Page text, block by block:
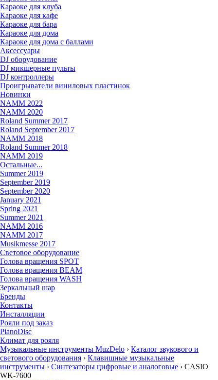
Караоке для клуба
Караоке для кафе
Караоке для бара
Караоке для дома
Караоке для дома с баллами
Аксессуары
DJ оборудование
DJ микшерные пульты
DJ контроллеры
Проигрыватели виниловых пластинок
Новинки
NAMM 2022
NAMM 2020
Roland Summer 2017
Roland September 2017
NAMM 2018
Roland Summer 2018
NAMM 2019
Остальные...
Summer 2019
September 2019
September 2020
January 2021
Spring 2021
Summer 2021
NAMM 2016
NAMM 2017
Musikmesse 2017
Световое оборудование
Голова вращения SPOT
Голова вращения BEAM
Голова вращения WASH
Зеркальный шар
Бренды
Контакты
Инсталляции
Рояли под заказ
PianoDisc
Климат для рояля
Музыкальные инструменты MuzDelo › Каталог звукового и
светового оборудования › Клавишные музыкальные
инструменты › Синтезаторы цифровые и аналоговые › CASIO
WK-7600